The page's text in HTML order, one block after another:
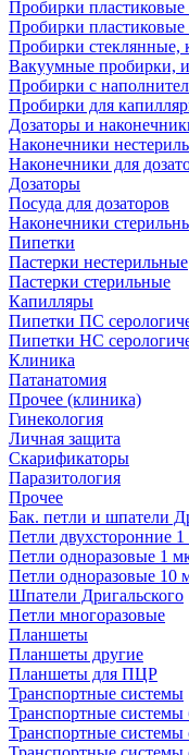
Пробирки пластиковые
Пробирки пластиковые
Пробирки стеклянные,
Вакуумные пробирки,
Пробирки с
Пробирки для
Дозаторы и
Наконечники
Наконечники для
Дозаторы
Посуда для дозаторов
Наконечники
Пипетки
Пастерки нестерильные
Пастерки стерильные
Капилляры
Пипетки ПС
Пипетки НС
Клиника
Патанатомия
Прочее (клиника)
Гинекология
Личная защита
Скарификаторы
Паразитология
Прочее
Бак. петли и шпатели
Петли двухсторонние
Петли одноразовые 1
Петли одноразовые 10
Шпатели Дригальского
Петли многоразовые
Планшеты
Планшеты другие
Планшеты для ПЦР
Транспортные системы
Транспортные системы
Транспортные системы